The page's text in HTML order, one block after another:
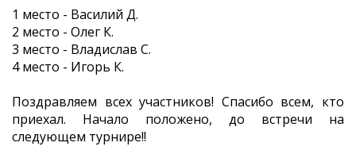
1 место - Василий Д.
2 место - Олег К.
3 место - Владислав С.
4 место - Игорь К.
Поздравляем всех участников! Спасибо всем, кто
приехал. Начало положено, до встречи на
следующем турнире!!